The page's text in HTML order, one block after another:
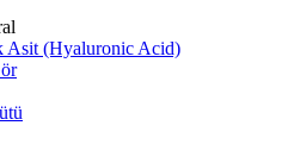
Asit (Hyaluronic Acid)